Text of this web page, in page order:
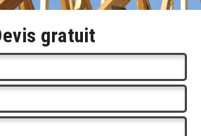
gratuit